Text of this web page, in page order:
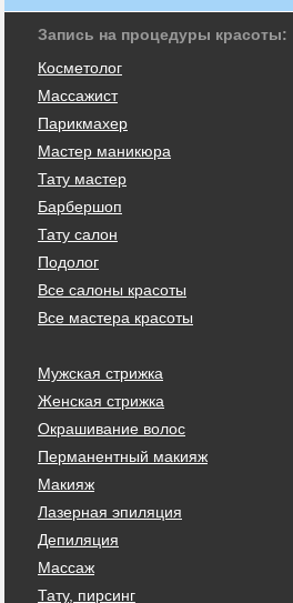
Запись на процедуры красоты:
Косметолог
Массажист
Парикмахер
Мастер маникюра
Тату мастер
Барбершоп
Тату салон
Подолог
Все салоны красоты
Все мастера красоты
Мужская стрижка
Женская стрижка
Окрашивание волос
Перманентный макияж
Макияж
Лазерная эпиляция
Депиляция
Массаж
Тату, пирсинг